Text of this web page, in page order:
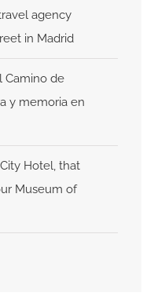
agency
in Madrid
Camino de
y memoria en
Hotel, that
Museum of